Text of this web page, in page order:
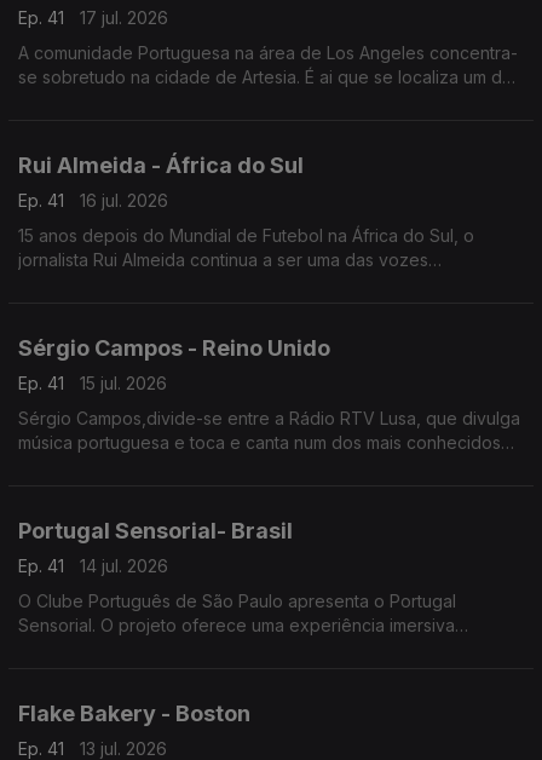
Ep. 41
17 jul. 2026
A comunidade Portuguesa na área de Los Angeles concentra-
se sobretudo na cidade de Artesia. É ai que se localiza um dos
Rui Almeida - África do Sul
Ep. 41
16 jul. 2026
15 anos depois do Mundial de Futebol na África do Sul, o
jornalista Rui Almeida continua a ser uma das vozes
Sérgio Campos - Reino Unido
Ep. 41
15 jul. 2026
Sérgio Campos,divide-se entre a Rádio RTV Lusa, que divulga
música portuguesa e toca e canta num dos mais conhecidos
Portugal Sensorial- Brasil
Ep. 41
14 jul. 2026
O Clube Português de São Paulo apresenta o Portugal
Sensorial. O projeto oferece uma experiência imersiva
Flake Bakery - Boston
Ep. 41
13 jul. 2026